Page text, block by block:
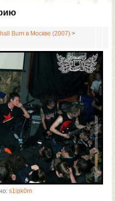
Burn в Москве (2007) >
s1ipk0rn